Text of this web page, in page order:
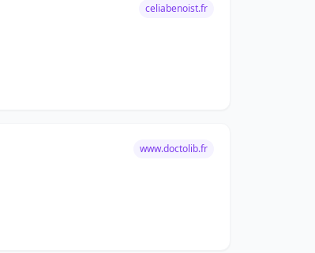
celiabenoist.fr
www.doctolib.fr